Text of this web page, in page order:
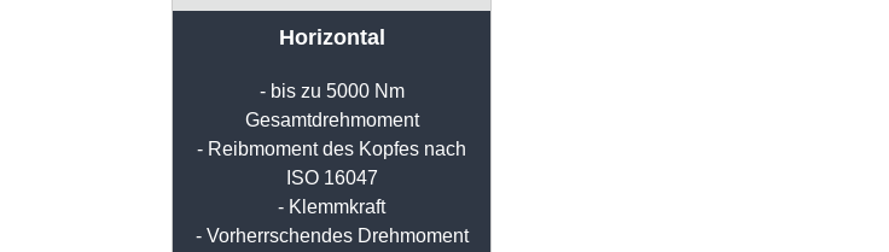
Horizontal
- bis zu 5000 Nm
Gesamtdrehmoment
- Reibmoment des Kopfes nach
ISO 16047
- Klemmkraft
- Vorherrschendes Drehmoment